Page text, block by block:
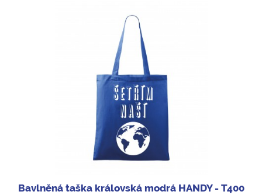
Bavlněná taška královská modrá HANDY - T400